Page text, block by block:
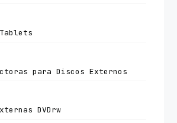
para Discos Externos
DVDrw